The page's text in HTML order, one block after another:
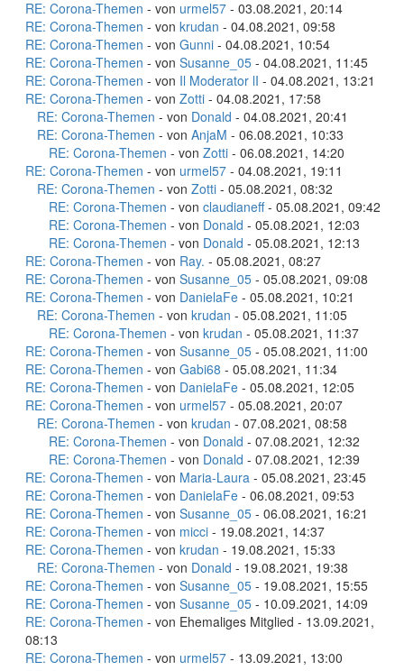
RE: Corona-Themen - von urmel57 - 03.08.2021, 20:14
RE: Corona-Themen - von krudan - 04.08.2021, 09:58
RE: Corona-Themen - von Gunni - 04.08.2021, 10:54
RE: Corona-Themen - von Susanne_05 - 04.08.2021, 11:45
RE: Corona-Themen - von Il Moderator lI - 04.08.2021, 13:21
RE: Corona-Themen - von Zotti - 04.08.2021, 17:58
RE: Corona-Themen - von Donald - 04.08.2021, 20:41
RE: Corona-Themen - von AnjaM - 06.08.2021, 10:33
RE: Corona-Themen - von Zotti - 06.08.2021, 14:20
RE: Corona-Themen - von urmel57 - 04.08.2021, 19:11
RE: Corona-Themen - von Zotti - 05.08.2021, 08:32
RE: Corona-Themen - von claudianeff- 05.08.2021, 09:42
RE: Corona-Themen - von Donald - 05.08.2021, 12:03
RE: Corona-Themen - von Donald - 05.08.2021, 12:13
RE: Corona-Themen - von Ray. - 05.08.2021, 08:27
RE: Corona-Themen - von Susanne_05 - 05.08.2021, 09:08
RE: Corona-Themen - von DanielaFe - 05.08.2021, 10:21
RE: Corona-Themen - von krudan - 05.08.2021, 11:05
RE: Corona-Themen - von krudan - 05.08.2021, 11:37
RE: Corona-Themen - von Susanne_05 - 05.08.2021, 11:00
RE: Corona-Themen - von Gabi68 - 05.08.2021, 11:34
RE: Corona-Themen - von DanielaFe - 05.08.2021, 12:05
RE: Corona-Themen - von urmel57 - 05.08.2021, 20:07
RE: Corona-Themen - von krudan - 07.08.2021, 08:58
RE: Corona-Themen - von Donald - 07.08.2021, 12:32
RE: Corona-Themen - von Donald - 07.08.2021, 12:39
RE: Corona-Themen - von Maria-Laura - 05.08.2021, 23:45
RE: Corona-Themen - von DanielaFe - 06.08.2021, 09:53
RE: Corona-Themen - von Susanne_05 - 06.08.2021, 16:21
RE: Corona-Themen - von micci - 19.08.2021, 14:37
RE: Corona-Themen - von krudan - 19.08.2021, 15:33
RE: Corona-Themen - von Donald - 19.08.2021, 19:38
RE: Corona-Themen - von Susanne_05 - 19.08.2021, 15:55
RE: Corona-Themen - von Susanne_05 - 10.09.2021, 14:09
RE: Corona-Themen - von Ehemaliges Mitglied - 13.09.2021,
08:13
RE: Corona-Themen - von urmel57 - 13.09.2021, 13:00